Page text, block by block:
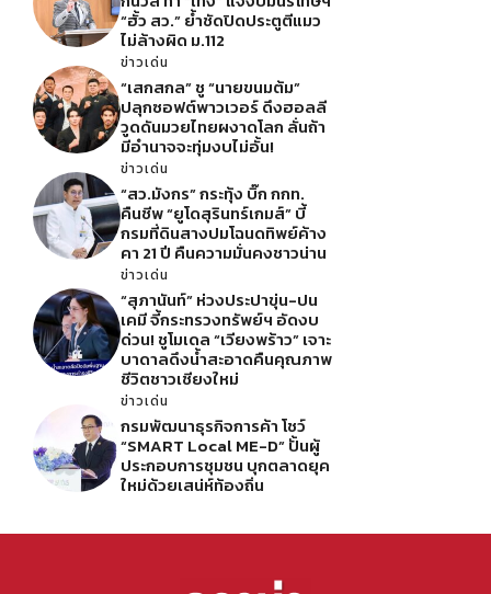
“ฮั้ว สว.” ย้ำชัดปิดประตูตีแมว
ไม่ล้างผิด ม.112
ข่าวเด่น
“เสกสกล” ชู “นายขนมต้ม”
ปลุกซอฟต์พาวเวอร์ ดึงฮอลลี
วูดดันมวยไทยผงาดโลก ลั่นถ้า
มีอำนาจจะทุ่มงบไม่อั้น!
ข่าวเด่น
“สว.มังกร” กระทุ้ง บิ๊ก กกท.
คืนชีพ “ยูโดสุรินทร์เกมส์” บี้
กรมที่ดินสางปมโฉนดทิพย์ค้าง
คา 21 ปี คืนความมั่นคงชาวน่าน
ข่าวเด่น
“สุภานันท์” ห่วงประปาขุ่น-ปน
เคมี จี้กระทรวงทรัพย์ฯ อัดงบ
ด่วน! ชูโมเดล “เวียงพร้าว” เจาะ
บาดาลดึงน้ำสะอาดคืนคุณภาพ
ชีวิตชาวเชียงใหม่
ข่าวเด่น
กรมพัฒนาธุรกิจการค้า โชว์
“SMART Local ME-D” ปั้นผู้
ประกอบการชุมชน บุกตลาดยุค
ใหม่ด้วยเสน่ห์ท้องถิ่น